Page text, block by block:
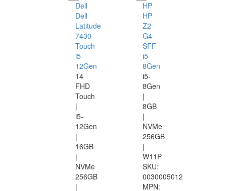
Dell
Dell
Latitude
7430
Touch
i5-
12Gen
14
FHD
Touch
|
i5-
12Gen
|
16GB
|
NVMe
256GB
|
HP
HP
Z2
G4
SFF
i5-
8Gen
i5-
8Gen
|
8GB
|
NVMe
256GB
|
W11P
SKU:
0030005012
MPN: